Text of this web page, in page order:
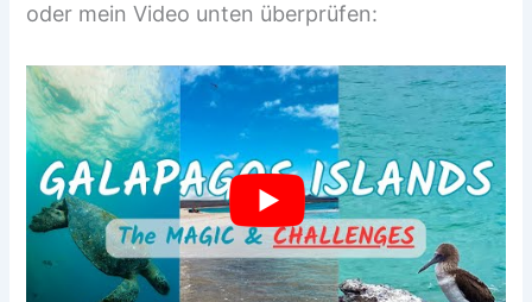
oder mein Video unten überprüfen: